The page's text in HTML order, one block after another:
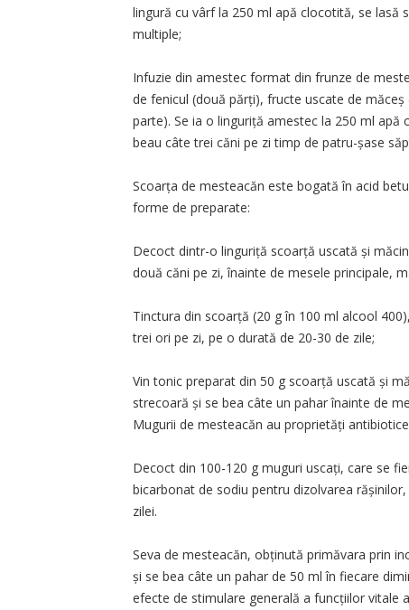
lingură cu vârf la 250 ml apă clocotită, se lasă
multiple;
Infuzie din amestec format din frunze de
de fenicul (două părți), fructe uscate de
parte). Se ia o linguriță amestec la 250 ml
beau câte trei căni pe zi timp de patru-șase
Scoarța de mesteacăn este bogată în acid
forme de preparate:
Decoct dintr-o linguriță scoar­ță uscată și
două căni pe zi, înainte de mesele principale,
Tinctura din scoarță (20 g în 100 ml alcool
trei ori pe zi, pe o durată de 20-30 de zile;
Vin tonic preparat din 50 g scoarță uscată și
strecoară și se bea câte un pahar înainte de
Mugurii de mesteacăn au pro­prietăți
Decoct din 100-120 g muguri uscați, care se
bicarbonat de sodiu pentru dizolvarea
zilei.
Seva de mesteacăn, obținută primăvara prin
și se bea câte un pahar de 50 ml în fiecare
efecte de stimulare generală a funcțiilor vitale